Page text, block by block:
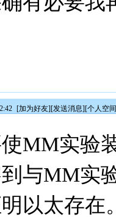
[加为好友][发送消息][个人空
MM实验
与MM实
以太存在